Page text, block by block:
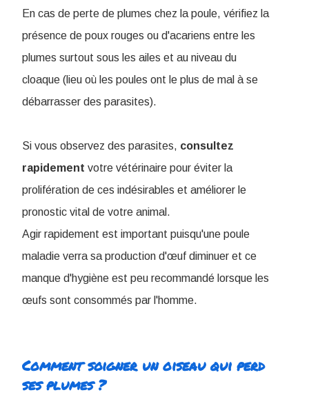
En cas de perte de plumes chez la poule, vérifiez la
présence de poux rouges ou d'acariens entre les
plumes surtout sous les ailes et au niveau du
cloaque (lieu où les poules ont le plus de mal à se
débarrasser des parasites).
Si vous observez des parasites, consultez
rapidement votre vétérinaire pour éviter la
prolifération de ces indésirables et améliorer le
pronostic vital de votre animal.
Agir rapidement est important puisqu'une poule
maladie verra sa production d'œuf diminuer et ce
manque d'hygiène est peu recommandé lorsque les
œufs sont consommés par l'homme.
Comment soigner un oiseau qui perd
ses plumes ?